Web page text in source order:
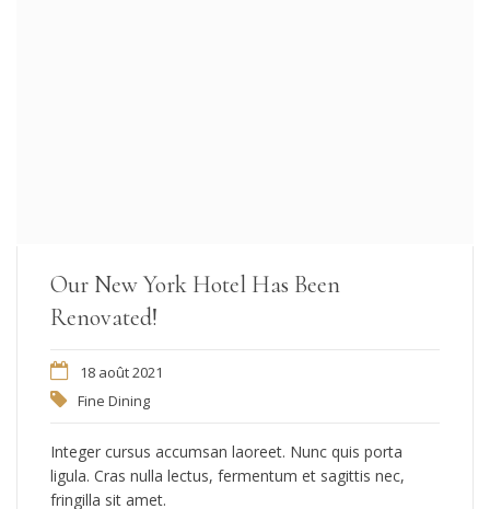
Our New York Hotel Has Been
Renovated!
18 août 2021
Fine Dining
Integer cursus accumsan laoreet. Nunc quis porta
ligula. Cras nulla lectus, fermentum et sagittis nec,
fringilla sit amet.